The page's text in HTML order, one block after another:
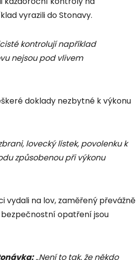
vyrazili do Stonavy.
kontrolují například
nejsou pod vlivem
doklady nezbytné k výkonu
lovecký lístek, povolenku k
způsobenou při výkonu
na lov, zaměřený převážně
bezpečnostní opatření jsou
„Není to tak, že někdo